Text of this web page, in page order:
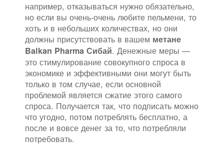
например, отказываться нужно обязательно,
но если вы очень-очень любите пельмени, то
хоть и в небольших количествах, но они
должны присутствовать в вашем метане
Balkan Pharma Сибай. Денежные меры —
это стимулирование совокупного спроса в
экономике и эффективными они могут быть
только в том случае, если основной
проблемой является сжатие этого самого
спроса. Получается так, что подписать можно
что угодно, потом потреблять бесплатно, а
после и вовсе денег за то, что потребляли
потребовать.